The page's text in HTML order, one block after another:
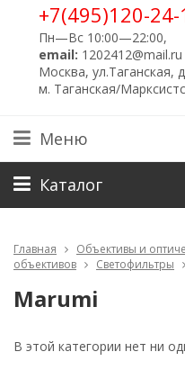
+7(495)120-24-
Пн—Вс 10:00—22:00,
email: 1202412@mail.ru
Москва, ул.Таганская,
м. Таганская/
Меню
Каталог
Главная Объективы и
объективов
Светофильтры
Marumi
В этой категории нет ни